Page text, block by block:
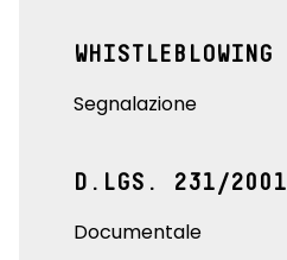
WHISTLEBLOWING
Segnalazione
D.LGS. 231/2001
Documentale